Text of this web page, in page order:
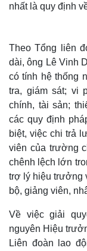
Thế giới
Quan sát
Hồ sơ
nhất là quy định
Theo Tổng liên
dài, ông Lê Vinh
có tính hệ thống
tra, giám sát; vi
chính, tài sản;
các quy định
biệt, việc chi trả
viên của trường
chênh lệch lớn
trợ lý hiệu trưởng
bộ, giảng viên,
Về việc giải
nguyên Hiệu
Liên đoàn lao